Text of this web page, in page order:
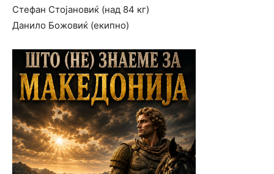
Стефан Стојановиќ (над 84 кг)
Данило Божовиќ (екипно)